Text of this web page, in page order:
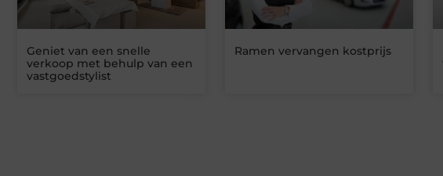
Geniet van een snelle
verkoop met behulp van een
vastgoedstylist
Ramen vervangen kostprijs